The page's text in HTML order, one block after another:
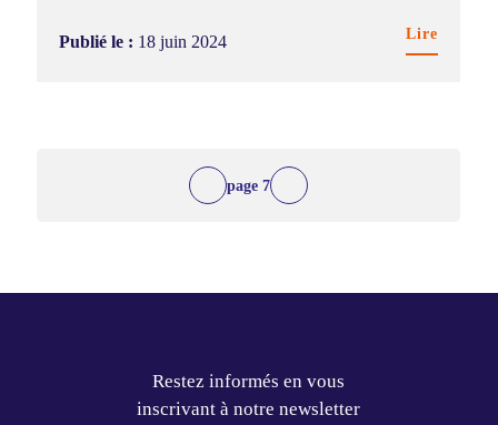
Publié le : 18 juin 2024 Lire
7
Restez informés en vous
inscrivant à notre newsletter